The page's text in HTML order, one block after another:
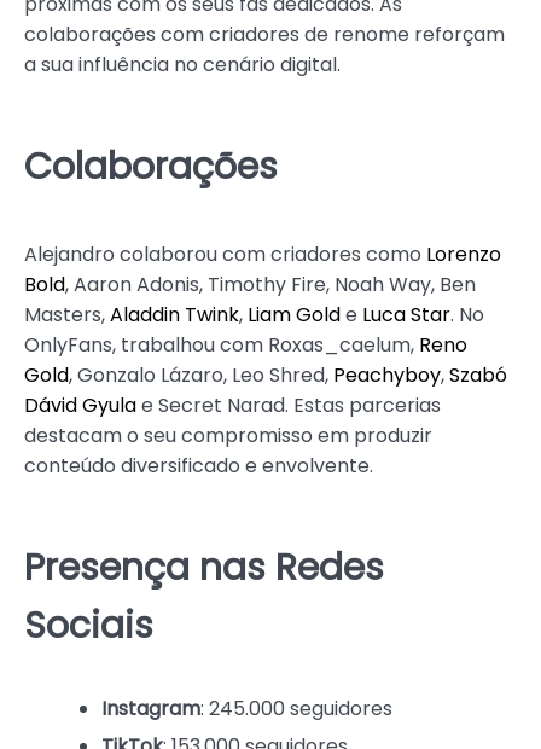
colaborações com criadores de renome reforçam
a sua influência no cenário digital.
Colaborações
Alejandro colaborou com criadores como Lorenzo
Bold, Aaron Adonis, Timothy Fire, Noah Way, Ben
Masters,Aladdin Twink, Liam Golde Luca Star. No
OnlyFans, trabalhou com Roxas_caelum, Reno
Gold, Gonzalo Lázaro, Leo Shred, Peachyboy,Szabó
Dávid Gyulae Secret Narad. Estas parcerias
destacam o seu compromisso em produzir
conteúdo diversificado e envolvente.
Presença nas Redes
Sociais
Instagram: 245.000 seguidores